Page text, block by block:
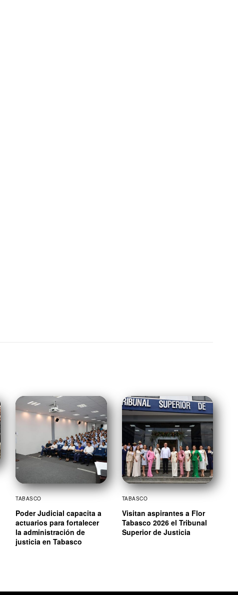
TABASCO
Poder Judicial capacita a
actuarios para fortalecer
la administración de
justicia en Tabasco
TABASCO
Visitan aspirantes a Flor
Tabasco 2026 el Tribunal
Superior de Justicia